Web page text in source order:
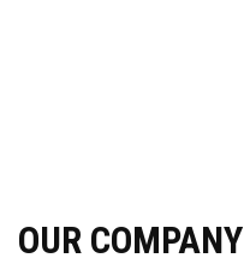
OUR COMPANY